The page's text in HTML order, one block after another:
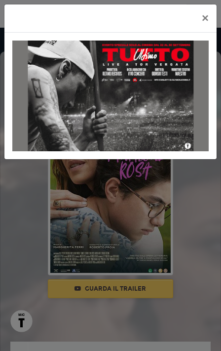
IL RAGAZZO DAI PANTALONI ROSA
(THE BOY WITH PINK PANTS)
POLTRONE LUX
GUARDA IL TRAILER
×